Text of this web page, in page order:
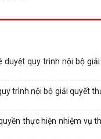
quy trình nội bộ
trình nội bộ giải quyết
thực hiện nhiệm vụ